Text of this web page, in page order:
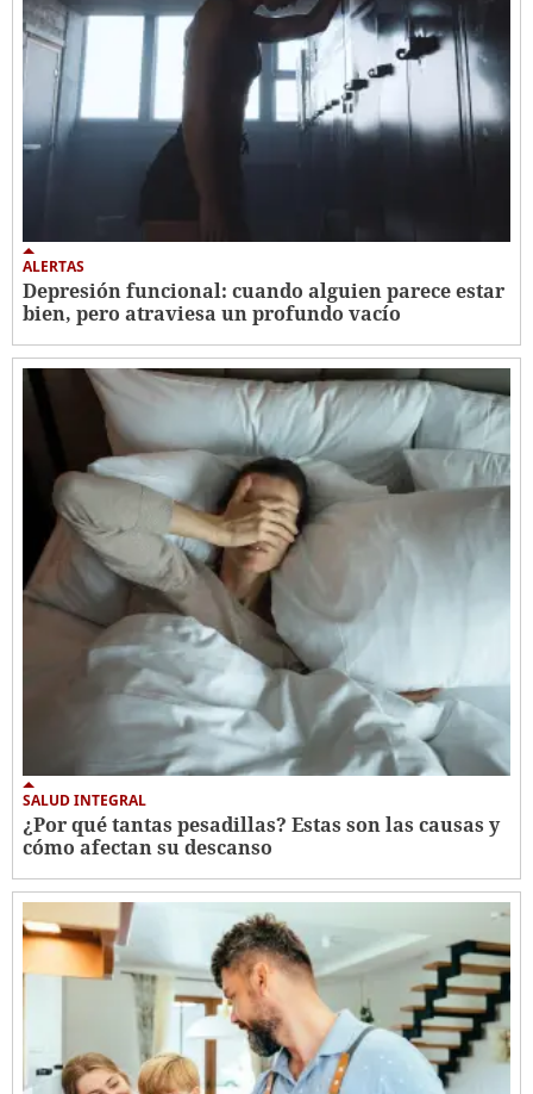
ALERTAS
Depresión funcional: cuando alguien parece estar
bien, pero atraviesa un profundo vacío
SALUD INTEGRAL
¿Por qué tantas pesadillas? Estas son las causas y
cómo afectan su descanso